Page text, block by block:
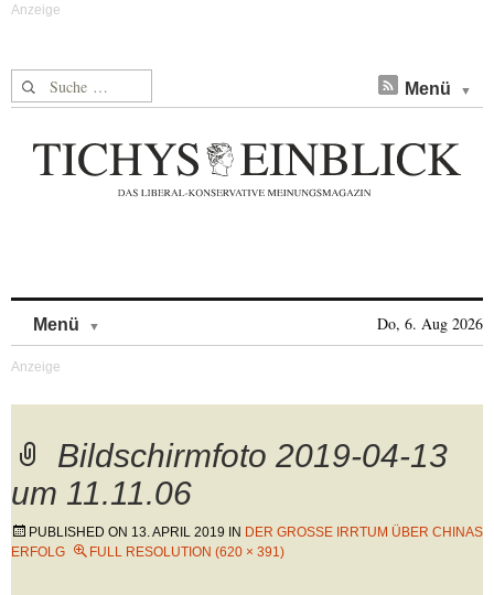
Suche nach: Menü
Menü Do, 6. Aug 2026
Bildschirmfoto 2019-04-13
um 11.11.06
PUBLISHED ON 13. APRIL 2019 IN DER GROSSE IRRTUM ÜBER CHINAS E
RFOLG
FULL RESOLUTION (620 × 391)